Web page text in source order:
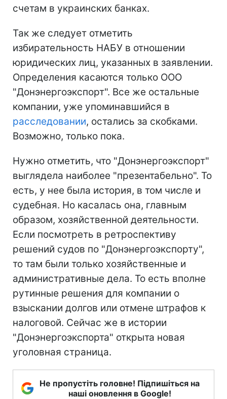
счетам в украинских банках.
Так же следует отметить
избирательность НАБУ в отношении
юридических лиц, указанных в заявлении.
Определения касаются только ООО
"Донэнергоэкспорт". Все же остальные
компании, уже упоминавшийся в
расследовании, остались за скобками.
Возможно, только пока.
Нужно отметить, что "Донэнергоэкспорт"
выглядела наиболее "презентабельно". То
есть, у нее была история, в том числе и
судебная. Но касалась она, главным
образом, хозяйственной деятельности.
Если посмотреть в ретроспективу
решений судов по "Донэнергоэкспорту",
то там были только хозяйственные и
административные дела. То есть вполне
рутинные решения для компании о
взыскании долгов или отмене штрафов к
налоговой. Сейчас же в истории
"Донэнергоэкспорта" открыта новая
уголовная страница.
Не пропустіть головне! Підпишіться на
наші оновлення в Google!